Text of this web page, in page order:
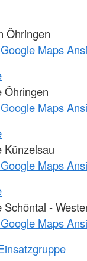
Öhringen
Maps
Öhringen
Maps
Künzelsau
Maps
Schöntal -
Maps